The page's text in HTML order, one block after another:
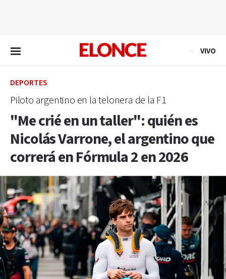
VIVO
DEPORTES
Piloto argentino en la telonera de la F1
"Me crié en un taller": quién es
Nicolás Varrone, el argentino que
correrá en Fórmula 2 en 2026